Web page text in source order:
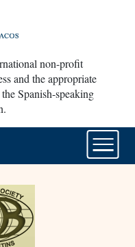
non-profit
and the appropriate
Spanish-speaking